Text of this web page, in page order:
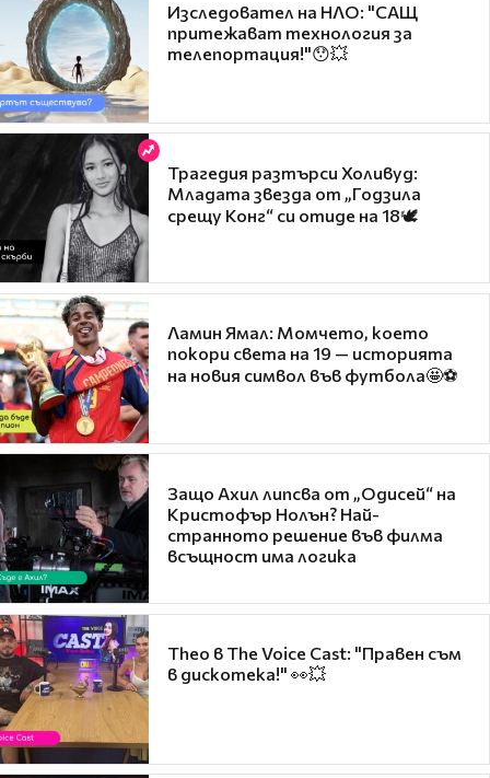
Изследовател на НЛО: "САЩ
притежават технология за
телепортация!"😯💥
Трагедия разтърси Холивуд:
Младата звезда от „Годзила
срещу Конг“ си отиде на 18🕊️
Ламин Ямал: Момчето, което
покори света на 19 — историята
на новия символ във футбола🤩⚽
Защо Ахил липсва от „Одисей“ на
Кристофър Нолън? Най-
странното решение във филма
всъщност има логика
Theo в The Voice Cast: "Правен съм
в дискотека!" 👀💥